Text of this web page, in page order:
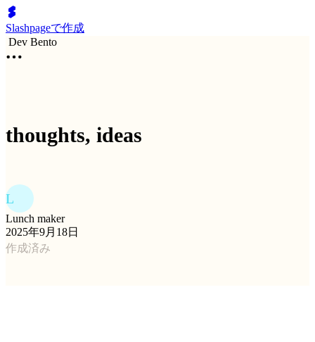
Slashpageで作成
Dev Bento
thoughts, ideas
L
Lunch maker
2025年9月18日
作成済み